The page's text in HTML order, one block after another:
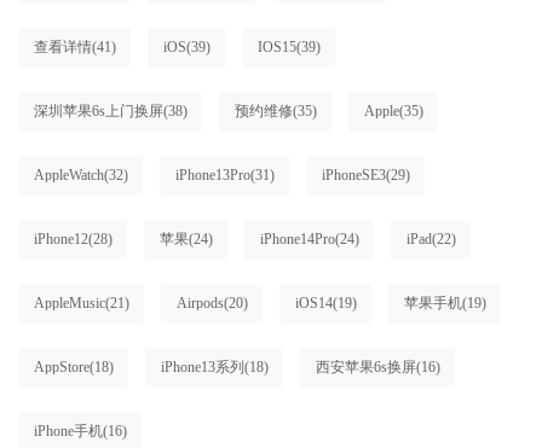
查看详情(41) iOS(39) IOS15(39)
深圳苹果6s上门换屏(38) 预约维修(35) Apple(35)
AppleWatch(32) iPhone13Pro(31) iPhoneSE3(29)
iPhone12(28) 苹果(24) iPhone14Pro(24) iPad(22)
AppleMusic(21) Airpods(20) iOS14(19) 苹果手机(19)
AppStore(18) iPhone13系列 (18) 西安苹果6s换屏(16)
iPhone手机(16)